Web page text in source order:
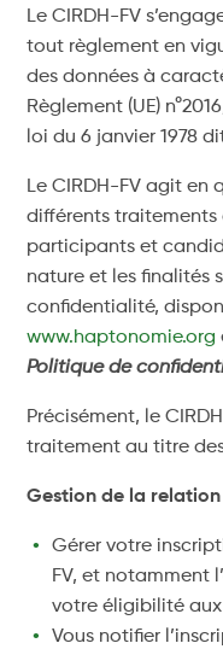
Le CIRDH-FV
tout règlement en
des données à
Règlement (UE)
loi du 6 janvier 1978
Le CIRDH-FV agit en
différents traitements
participants et
nature et les finalités
confidentialité,
www.haptonomie.org
Politique de
Précisément, le
traitement au titre
Gestion de la relation
Gérer votre
FV, et notamment
votre éligibilité
Vous notifier